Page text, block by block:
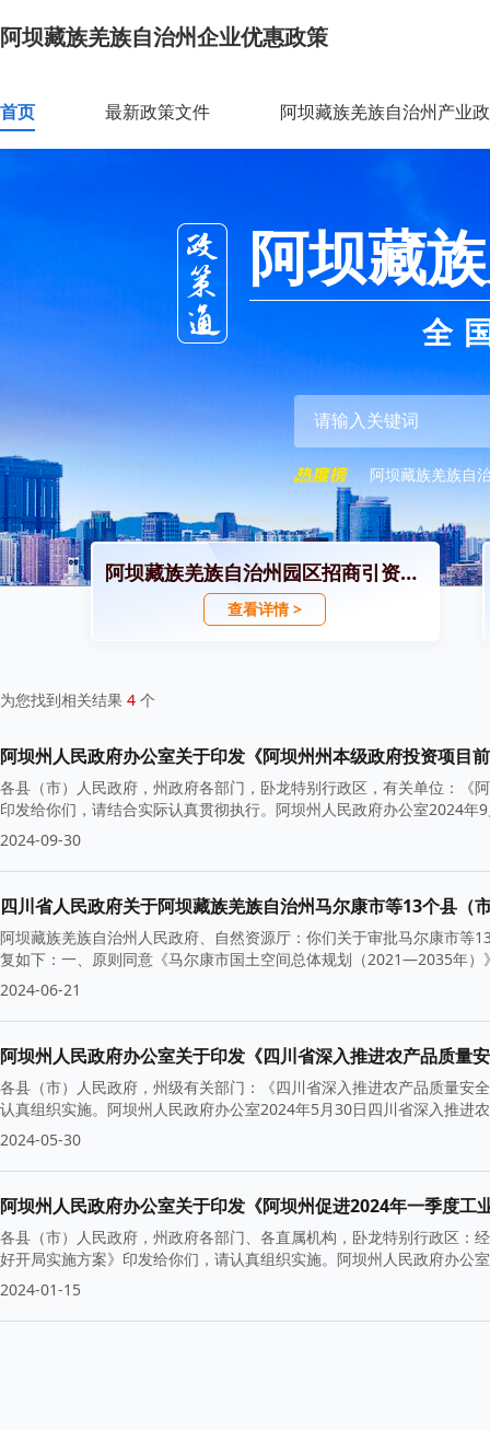
阿坝藏族羌族自治州企业优惠政策
首页 最新政策文件 阿坝藏族羌族自治州产业
阿坝藏
全
阿坝藏族羌族自
阿坝藏族羌族自治州园区招商引资政策
查看详情 >
为您找到相关结果 4 个
阿坝州人民政府办公室关于印发《阿坝州州本级政府投资项目
各县（市）人民政府，州政府各部门，卧龙特别行政区，有关单位：《
印发给你们，请结合实际认真贯彻执行。阿坝州人民政府办公室2024
2024-09-30
四川省人民政府关于阿坝藏族羌族自治州马尔康市等13个县
阿坝藏族羌族自治州人民政府、自然资源厅：你们关于审批马尔康市
复如下：一、原则同意《马尔康市国土空间总体规划（2021—2035年
2024-06-21
阿坝州人民政府办公室关于印发《四川省深入推进农产品质量
各县（市）人民政府，州级有关部门：《四川省深入推进农产品质量安
认真组织实施。阿坝州人民政府办公室2024年5月30日四川省深入推进
2024-05-30
阿坝州人民政府办公室关于印发《阿坝州促进2024年一季度工
各县（市）人民政府，州政府各部门、各直属机构，卧龙特别行政区：
好开局实施方案》印发给你们，请认真组织实施。阿坝州人民政府办公
2024-01-15